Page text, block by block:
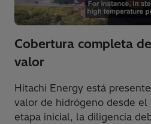
Cobertura completa
valor
Hitachi Energy está
valor de hidrógeno desde
etapa inicial, la diligencia